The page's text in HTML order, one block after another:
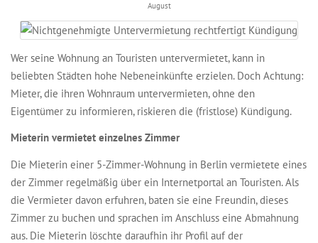
August
Wer seine Wohnung an Touristen untervermietet, kann in
beliebten Städten hohe Nebeneinkünfte erzielen. Doch Achtung:
Mieter, die ihren Wohnraum untervermieten, ohne den
Eigentümer zu informieren, riskieren die (fristlose) Kündigung.
Mieterin vermietet einzelnes Zimmer
Die Mieterin einer 5-Zimmer-Wohnung in Berlin vermietete eines
der Zimmer regelmäßig über ein Internetportal an Touristen. Als
die Vermieter davon erfuhren, baten sie eine Freundin, dieses
Zimmer zu buchen und sprachen im Anschluss eine Abmahnung
aus. Die Mieterin löschte daraufhin ihr Profil auf der